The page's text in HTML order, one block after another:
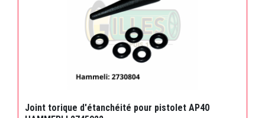
Joint torique d'étanchéité pour pistolet AP40